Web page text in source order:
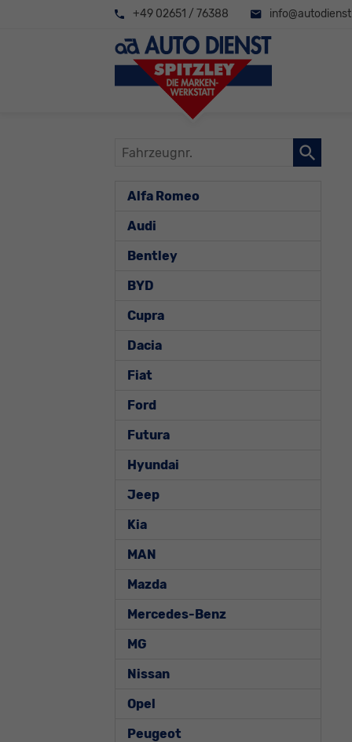
+49 02651 / 76388
Fahrzeugnr.
Alfa Romeo
Audi
Bentley
BYD
Cupra
Dacia
Fiat
Ford
Futura
Hyundai
Jeep
Kia
MAN
Mazda
Mercedes-Benz
MG
Nissan
Opel
Peugeot